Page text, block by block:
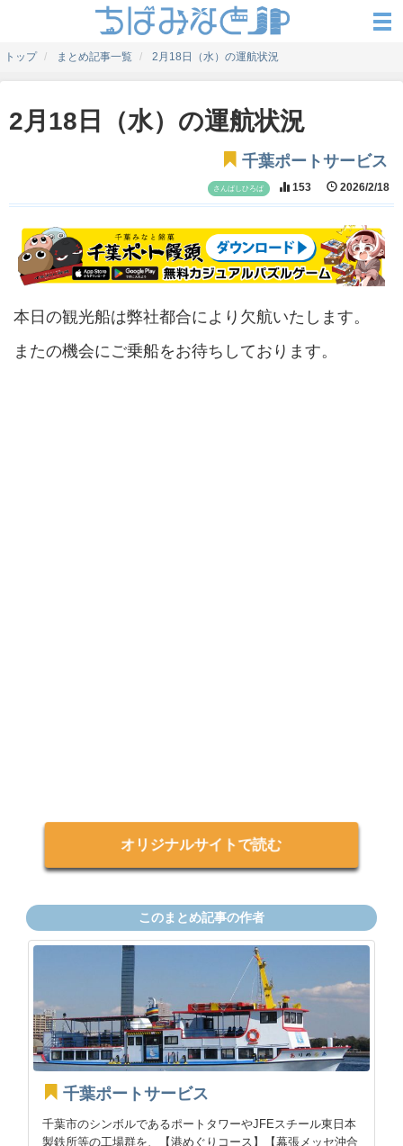
トップ まとめ記事一覧 2月18日（水）の運航状況
2月18日（水）の運航状況
千葉ポートサービス
さんばしひろば 153 2026/2/18
本日の観光船は弊社都合により欠航いたします。
またの機会にご乗船をお待ちしております。
オリジナルサイトで読む
このまとめ記事の作者
千葉ポートサービス
千葉市のシンボルであるポートタワーやJFEスチール東日本
製鉄所等の工場群を、【港めぐりコース】【幕張メッセ沖合